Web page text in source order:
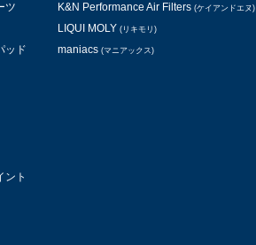
ツ
ッド
ント
K&N Performance Air Filters (ケイアンドエヌ)
LIQUI MOLY (リキモリ)
maniacs (マニアックス)